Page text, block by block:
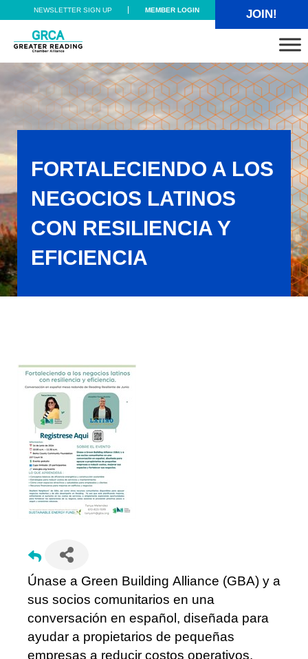
Skip to main content
Skip to header right navigation
Skip to site footer
NEWSLETTER SIGN UP MEMBER LOGIN JOIN!
Greater Reading Chamber Alliance
FORTALECIENDO A LOS
NEGOCIOS LATINOS
CON RESILIENCIA Y
EFICIENCIA
Únase a Green Building Alliance (GBA) y a
sus socios comunitarios en una
conversación en español, diseñada para
ayudar a propietarios de pequeñas
empresas a reducir costos operativos,